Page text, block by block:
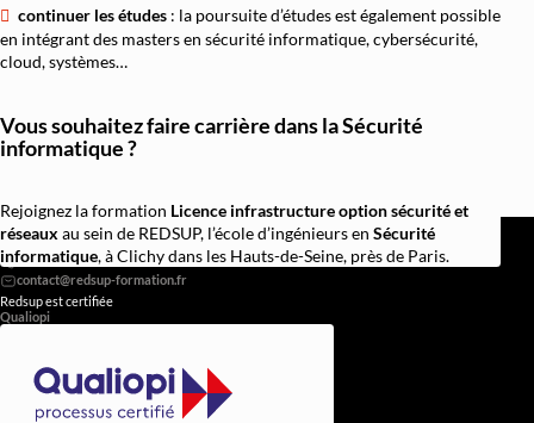
continuer les études : la poursuite d’études est également possible
en intégrant des masters en sécurité informatique, cybersécurité,
cloud, systèmes…
Vous souhaitez faire carrière dans la Sécurité
informatique ?
Rejoignez la formation Licence infrastructure option sécurité et
réseaux au sein de REDSUP, l’école d’ingénieurs en Sécurité
informatique, à Clichy dans les Hauts-de-Seine, près de Paris.
REDSUP © 2026
98 Bd Victor Hugo, 92110 Clichy
0756838251
Redsup est certifiée
Qualiopi